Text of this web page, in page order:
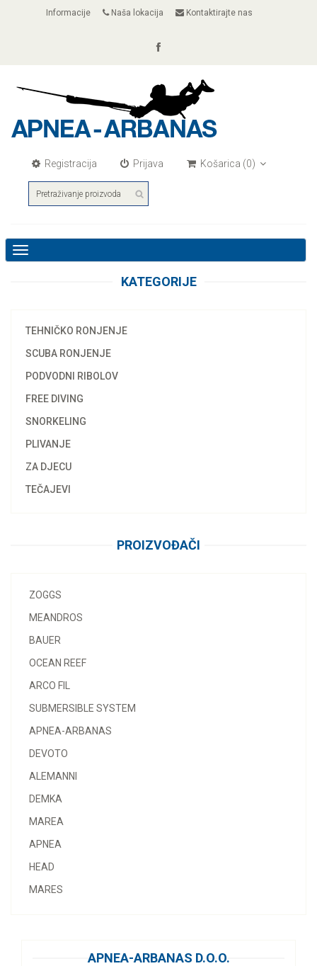
Informacije Naša lokacija Kontaktirajte nas
Registracija Prijava Košarica (0)
navigation
KATEGORIJE
TEHNIČKO RONJENJE
SCUBA RONJENJE
PODVODNI RIBOLOV
FREE DIVING
SNORKELING
PLIVANJE
ZA DJECU
TEČAJEVI
PROIZVOĐAČI
ZOGGS
MEANDROS
BAUER
OCEAN REEF
ARCO FIL
SUBMERSIBLE SYSTEM
APNEA-ARBANAS
DEVOTO
ALEMANNI
DEMKA
MAREA
APNEA
HEAD
MARES
APNEA-ARBANAS D.O.O.